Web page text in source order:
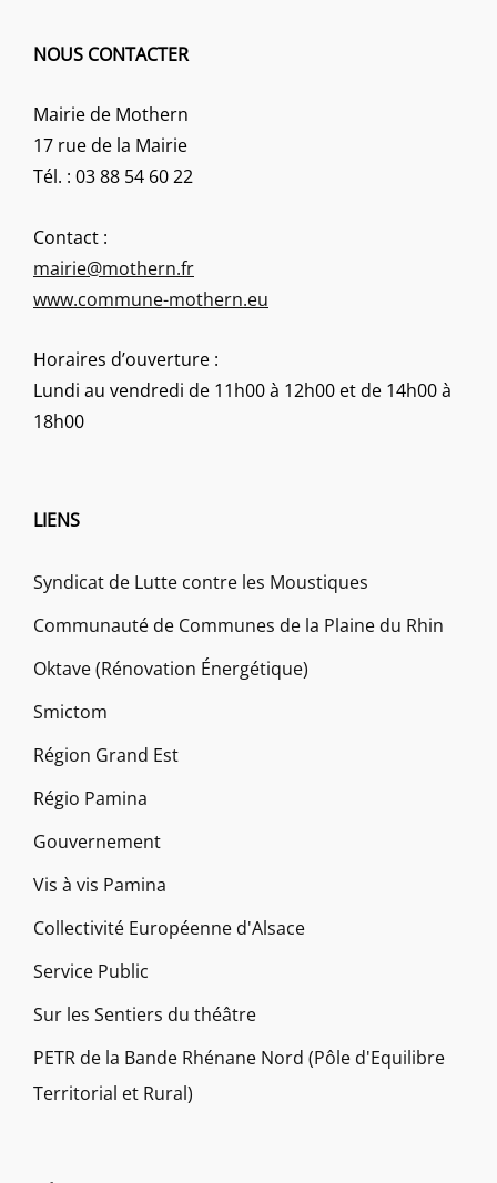
NOUS CONTACTER
Mairie de Mothern
17 rue de la Mairie
Tél. : 03 88 54 60 22
Contact :
mairie@mothern.fr
www.commune-mothern.eu
Horaires d’ouverture :
Lundi au vendredi de 11h00 à 12h00 et de 14h00 à
18h00
LIENS
Syndicat de Lutte contre les Moustiques
Communauté de Communes de la Plaine du Rhin
Oktave (Rénovation Énergétique)
Smictom
Région Grand Est
Régio Pamina
Gouvernement
Vis à vis Pamina
Collectivité Européenne d'Alsace
Service Public
Sur les Sentiers du théâtre
PETR de la Bande Rhénane Nord (Pôle d'Equilibre
Territorial et Rural)